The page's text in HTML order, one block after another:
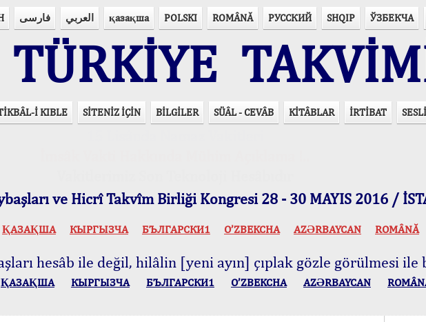
فارسی العربي қазақша POLSKI ROMÂNĂ РУССКИЙ SHQIP ЎЗБЕКЧА
İ KIBLE SİTENİZ İÇİN BİLGİLER SÜÂL - CEVÂB KİTÂBLAR İRTİBAT
ve Hicrî Takvîm Birliği Kongresi 28 - 30 MAYIS 2016 /
ҚАЗАҚША КЫPГЫЗЧA БЪЛГАРСКИ1 O’ZBEKCHA AZӘRBAYCAN ROMÂNĂ
hesâb ile değil, hilâlin [yeni ayın] çıplak gözle görülmesi ile
ҚАЗАҚША КЫPГЫЗЧA БЪЛГАРСКИ1 O’ZBEKCHA AZӘRBAYCAN